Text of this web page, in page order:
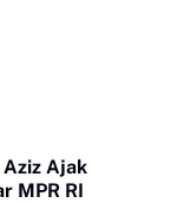
Ajak
MPR RI